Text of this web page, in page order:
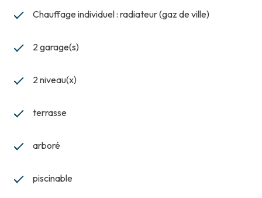
Chauffage individuel : radiateur (gaz de ville)
2 garage(s)
2 niveau(x)
terrasse
arboré
piscinable